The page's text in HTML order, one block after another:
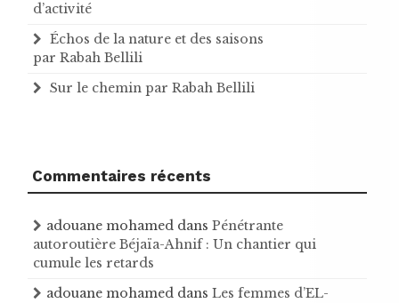
d’activité
Échos de la nature et des saisons
par Rabah Bellili
Sur le chemin par Rabah Bellili
Commentaires récents
adouane mohamed dans Pénétrante
autoroutière Béjaïa-Ahnif : Un chantier qui
cumule les retards
adouane mohamed dans Les femmes d’EL-